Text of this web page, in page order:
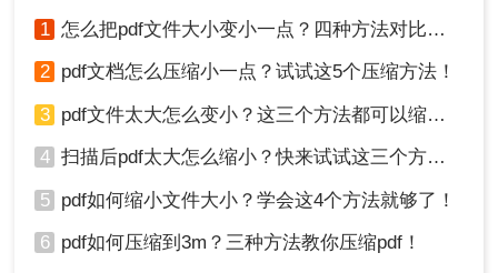
1 怎么把pdf文件大小变小一点？四种方法对比，一看就懂！
2 pdf文档怎么压缩小一点？试试这5个压缩方法！
3 pdf文件太大怎么变小？这三个方法都可以缩小！
4 扫描后pdf太大怎么缩小？快来试试这三个方法！
5 pdf如何缩小文件大小？学会这4个方法就够了！
6 pdf如何压缩到3m？三种方法教你压缩pdf！